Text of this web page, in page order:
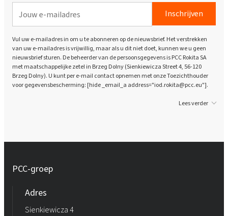
Inschrijven
Vul uw e-mailadres in om u te abonneren op de nieuwsbrief. Het verstrekken
van uw e-mailadres is vrijwillig, maar als u dit niet doet, kunnen we u geen
nieuwsbrief sturen. De beheerder van de persoonsgegevens is PCC Rokita SA
met maatschappelijke zetel in Brzeg Dolny (Sienkiewicza Street 4, 56-120
Brzeg Dolny). U kunt per e-mail contact opnemen met onze Toezichthouder
voor gegevensbescherming: [hide _email_a address="iod.rokita@pcc.eu"].
Lees verder
PCC-groep
Adres
Sienkiewicza 4